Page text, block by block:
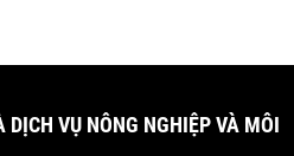
VỤ NÔNG NGHIỆP VÀ MÔI